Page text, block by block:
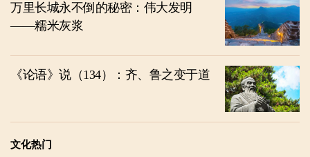
万里长城永不倒的秘密：伟大发明
——糯米灰浆
《论语》说（134）：齐、鲁之变于道
文化热门